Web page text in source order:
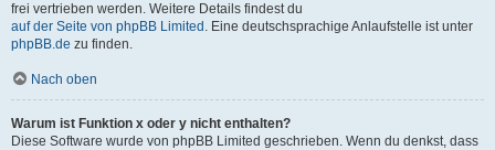
frei vertrieben werden. Weitere Details findest du
auf der Seite von phpBB Limited . Eine deutschsprachige Anlaufstelle ist unter
phpBB.de zu finden.
Nach oben
Warum ist Funktion x oder y nicht enthalten?
Diese Software wurde von phpBB Limited geschrieben. Wenn du denkst, dass